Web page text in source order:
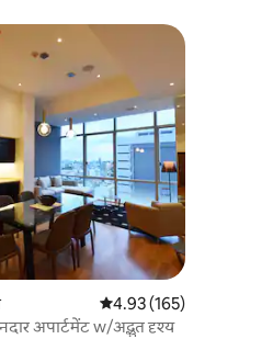
औसत रेटिंग 5 में से 4.93,
4.93 (165)
अपार्टमेंट w/अद्भुत दृश्य